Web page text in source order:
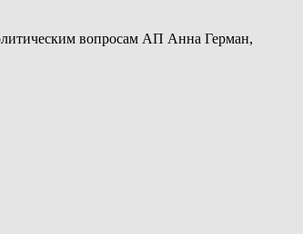
вопросам АП Анна Герман,